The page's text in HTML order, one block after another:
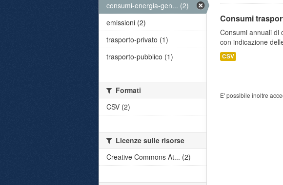
Consumi
Consumi annuali di
con indicazione
CSV
E' possibile inoltre
consumi-energia-gen... (2)
emissioni (2)
trasporto-privato (1)
trasporto-pubblico (1)
Formati
CSV (2)
Licenze sulle risorse
Creative Commons At... (2)